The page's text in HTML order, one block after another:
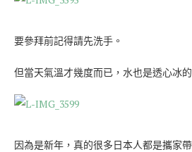
要參拜前記得請先洗手。
但當天氣溫才幾度而已，水也是透心冰的
因為是新年，真的很多日本人都是攜家